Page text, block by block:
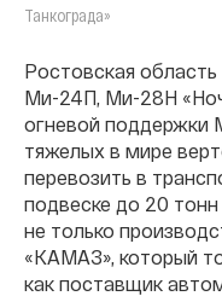
Танкограда»
Ростовская область
Ми-24П, Ми-28Н
огневой поддержки
тяжелых в мире
перевозить в
подвеске до 20
не только
«КАМАЗ», который
как поставщик